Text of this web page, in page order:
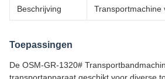
Beschrijving Transportmachine
Toepassingen
De OSM-GR-1320#